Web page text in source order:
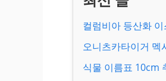
컬럼비아 등산화
오니츠카타이거 멕
식물 이름표 10cm